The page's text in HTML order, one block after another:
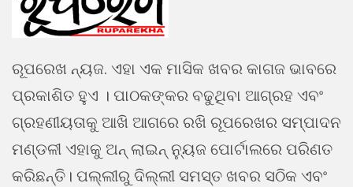
ରୂପରେଖ ନ୍ୟଜ. ଏହା ଏକ ମାସିକ ଖବର କାଗଜ ଭାବରେ
ପ୍ରକାଶିତ ହୁଏ । ପାଠକଙ୍କର ବଢୁଥିବା ଆଗ୍ରହ ଏବଂ
ଗ୍ରହଣୀୟତାକୁ ଆଖି ଆଗରେ ରଖି ରୂପରେଖର ସମ୍ପାଦନ
ମଣ୍ଡଳୀ ଏହାକୁ ଅନ୍ ଲାଇନ୍ ନ୍ୟୁଜ ପୋର୍ଟାଲରେ ପରିଣତ
କରିଛନ୍ତି। ପଲ୍ଲୀରୁ ଦିଲ୍ଲୀ ସମସ୍ତ ଖବର ସଠିକ ଏବଂ